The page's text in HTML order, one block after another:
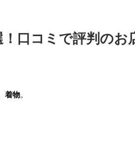
口コミで評判のお
着物。